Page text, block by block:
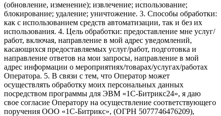
(обновление, изменение); извлечение; использование;
блокирование; удаление; уничтожение. 3. Способы обработки:
как с использованием средств автоматизации, так и без их
использования. 4. Цель обработки: предоставление мне услуг/
работ, включая, направление в мой адрес уведомлений,
касающихся предоставляемых услуг/работ, подготовка и
направление ответов на мои запросы, направление в мой
адрес информации о мероприятиях/товарах/услугах/работах
Оператора. 5. В связи с тем, что Оператор может
осуществлять обработку моих персональных данных
посредством программы для ЭВМ «1С-Битрикс24», я даю
свое согласие Оператору на осуществление соответствующего
поручения ООО «1С-Битрикс», (ОГРН 5077746476209),